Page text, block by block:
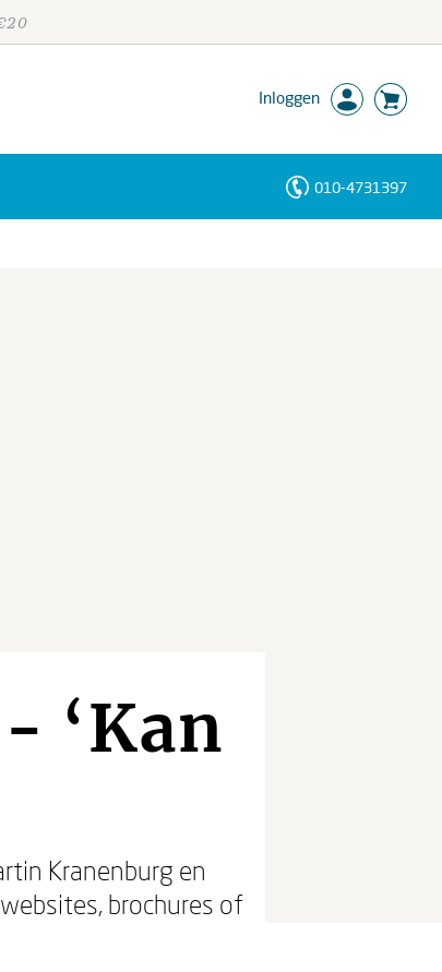
Inloggen
010-4731397
‘Kan
Kranenburg en
brochures of